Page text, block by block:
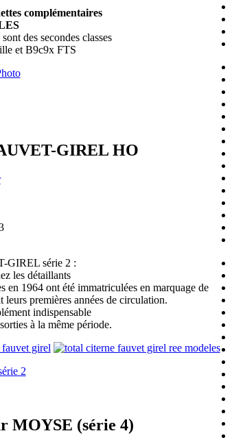
complémentaires
des secondes classes
et B9c9x FTS
GIREL HO
GIREL série 2 :
les détaillants
en 1964 ont été immatriculées en marquage de
leurs premières années de circulation.
indispensable
à la même période.
2
MOYSE (série 4)